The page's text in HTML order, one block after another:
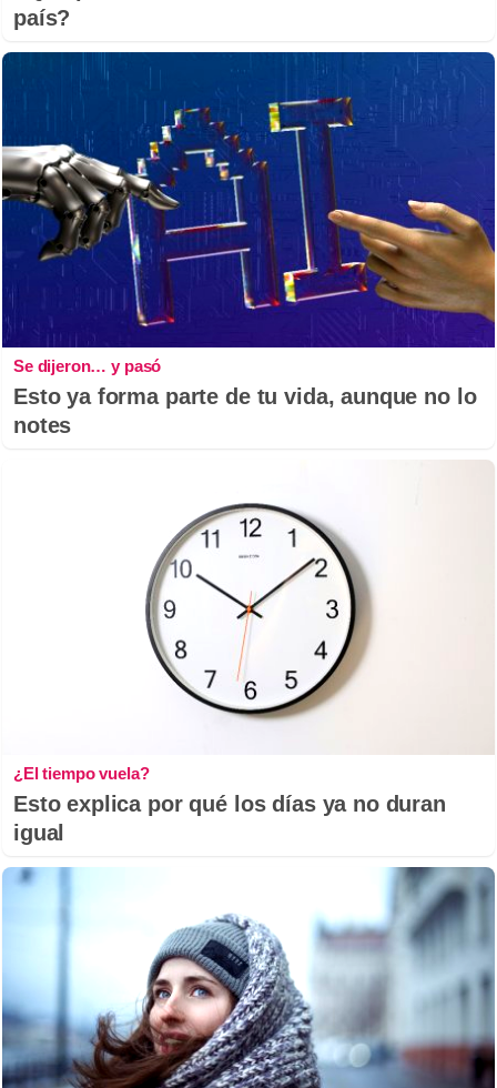
país?
Se dijeron… y pasó
Esto ya forma parte de tu vida, aunque no lo
notes
¿El tiempo vuela?
Esto explica por qué los días ya no duran
igual